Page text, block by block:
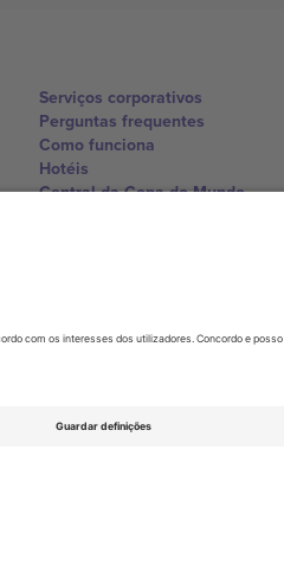
Serviços corporativos
Perguntas frequentes
Como funciona
Hotéis
Central da Copa do Mundo